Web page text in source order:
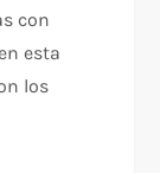
con
esta
los